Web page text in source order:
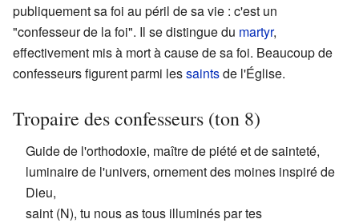
publiquement sa foi au péril de sa vie : c'est un
"confesseur de la foi". Il se distingue du martyr,
effectivement mis à mort à cause de sa foi. Beaucoup de
confesseurs figurent parmi lessaintsde l'Église.
Tropaire des confesseurs (ton 8)
Guide de l'orthodoxie, maître de piété et de sainteté,
luminaire de l'univers, ornement des moines inspiré de
Dieu,
saint (N), tu nous as tous illuminés par tes